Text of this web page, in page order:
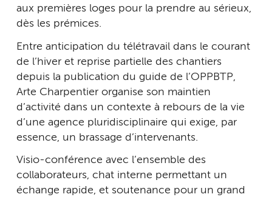
aux premières loges pour la prendre au sérieux,
dès les prémices.
Entre anticipation du télétravail dans le courant
de l’hiver et reprise partielle des chantiers
depuis la publication du guide de l’OPPBTP,
Arte Charpentier organise son maintien
d’activité dans un contexte à rebours de la vie
d’une agence pluridisciplinaire qui exige, par
essence, un brassage d’intervenants.
Visio-conférence avec l’ensemble des
collaborateurs, chat interne permettant un
échange rapide, et soutenance pour un grand